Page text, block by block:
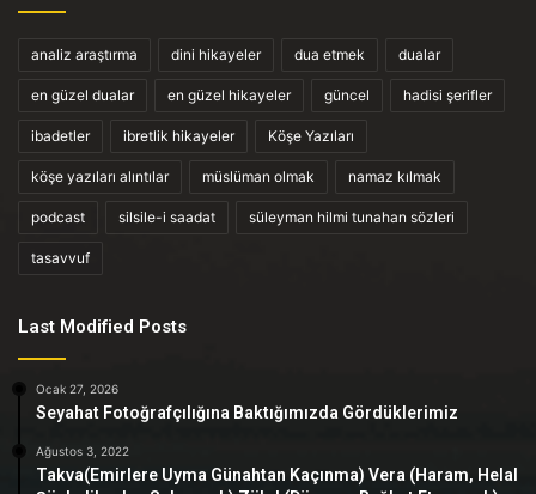
analiz araştırma dini hikayeler dua etmek dualar
en güzel dualar en güzel hikayeler güncel hadisi şerifler
ibadetler ibretlik hikayeler Köşe Yazıları
köşe yazıları alıntılar müslüman olmak namaz kılmak
podcast silsile-i saadat süleyman hilmi tunahan sözleri
tasavvuf
Last Modified Posts
Ocak 27, 2026
Seyahat Fotoğrafçılığına Baktığımızda Gördüklerimiz
Ağustos 3, 2022
Takva(Emirlere Uyma Günahtan Kaçınma) Vera (Haram, Helal